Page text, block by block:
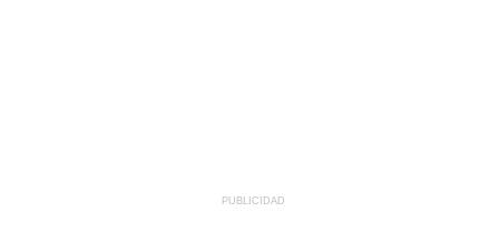
PUBLICIDAD